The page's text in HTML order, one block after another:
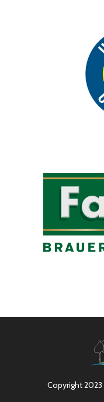
Copyright 2023